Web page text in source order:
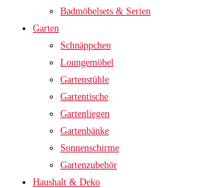
Badmöbelsets & Serien
Garten
Schnäppchen
Loungemöbel
Gartenstühle
Gartentische
Gartenliegen
Gartenbänke
Sonnenschirme
Gartenzubehör
Haushalt & Deko